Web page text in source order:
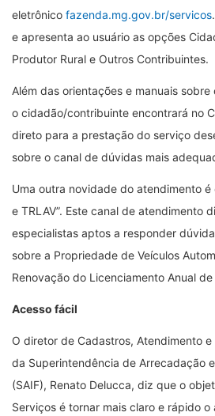
eletrônico fazenda.mg.gov.br/servicos
e apresenta ao usuário as opções
Produtor Rural e Outros Contribuintes.
Além das orientações e manuais
o cidadão/contribuinte encontrará no
direto para a prestação do serviço
sobre o canal de dúvidas mais
Uma outra novidade do atendimento é
e TRLAV”. Este canal de atendimento
especialistas aptos a responder
sobre a Propriedade de Veículos
Renovação do Licenciamento Anual de
Acesso fácil
O diretor de Cadastros, Atendimento
da Superintendência de Arrecadação
(SAIF), Renato Delucca, diz que o
Serviços é tornar mais claro e rápido